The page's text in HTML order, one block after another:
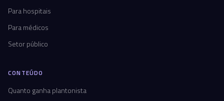
Para hospitais
Para médicos
Setor público
CONTEÚDO
Quanto ganha plantonista